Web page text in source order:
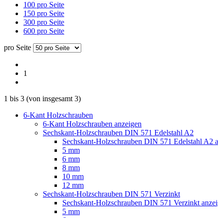
100 pro Seite
150 pro Seite
300 pro Seite
600 pro Seite
pro Seite
1
1 bis 3 (von insgesamt 3)
6-Kant Holzschrauben
6-Kant Holzschrauben anzeigen
Sechskant-Holzschrauben DIN 571 Edelstahl A2
Sechskant-Holzschrauben DIN 571 Edelstahl A2
5 mm
6 mm
8 mm
10 mm
12 mm
Sechskant-Holzschrauben DIN 571 Verzinkt
Sechskant-Holzschrauben DIN 571 Verzinkt
5 mm